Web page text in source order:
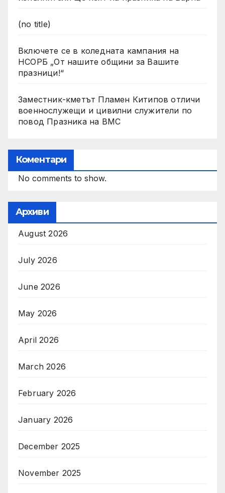
(no title)
Включете се в коледната кампания на
НСОРБ „От нашите общини за Вашите
празници!“
Заместник-кметът Пламен Китипов отличи
военнослужещи и цивилни служители по
повод Празника на ВМС
Коментари
No comments to show.
Архиви
August 2026
July 2026
June 2026
May 2026
April 2026
March 2026
February 2026
January 2026
December 2025
November 2025